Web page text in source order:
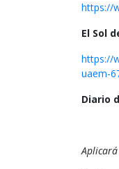
https://
El Sol
https://
uaem-
Diario